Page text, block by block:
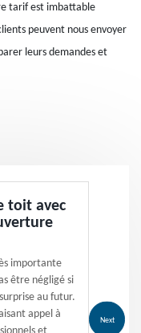
tarif est imbattable
peuvent nous envoyer
leurs demandes et
toit avec
importante
être négligé si
au futur.
appel à
Next